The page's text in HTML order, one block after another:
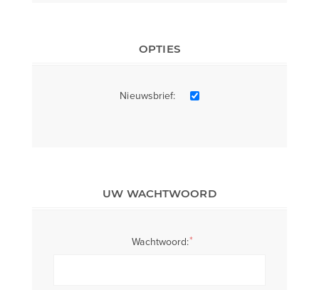
OPTIES
Nieuwsbrief:
UW WACHTWOORD
Wachtwoord:*